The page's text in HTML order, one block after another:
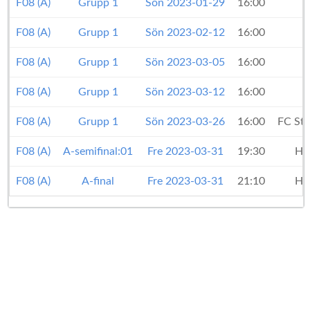
F08 (A) Grupp 1 Sön 2023-01-29 16:00
F08 (A) Grupp 1 Sön 2023-02-12 16:00
F08 (A) Grupp 1 Sön 2023-03-05 16:00
F08 (A) Grupp 1 Sön 2023-03-12 16:00
F08 (A) Grupp 1 Sön 2023-03-26 16:00 FC
F08 (A) A-semifinal:01 Fre 2023-03-31 19:30
F08 (A) A-final Fre 2023-03-31 21:10